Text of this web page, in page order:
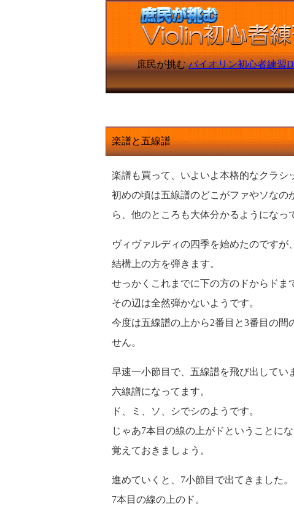
庶民が挑むバイオリン初心者練習
楽譜と五線譜
楽譜も買って、いよいよ本格的なクラシ
初めの頃は五線譜のどこがファやソなの
ら、他のところも大体分かるようになっ
ヴィヴァルディの四季を始めたのです
結構上の方を弾きます。
せっかくこれまでに下の方のドからドま
その辺は全然弾かないようです。
今度は五線譜の上から2番目と3番目の間
せん。
早速一小節目で、五線譜を飛び出してい
六線譜になってます。
ド、ミ、ソ、シでシのようです。
じゃあ7本目の線の上がドということにな
覚えておきましょう。
進めていくと、7小節目で出てきました。
7本目の線の上のド。